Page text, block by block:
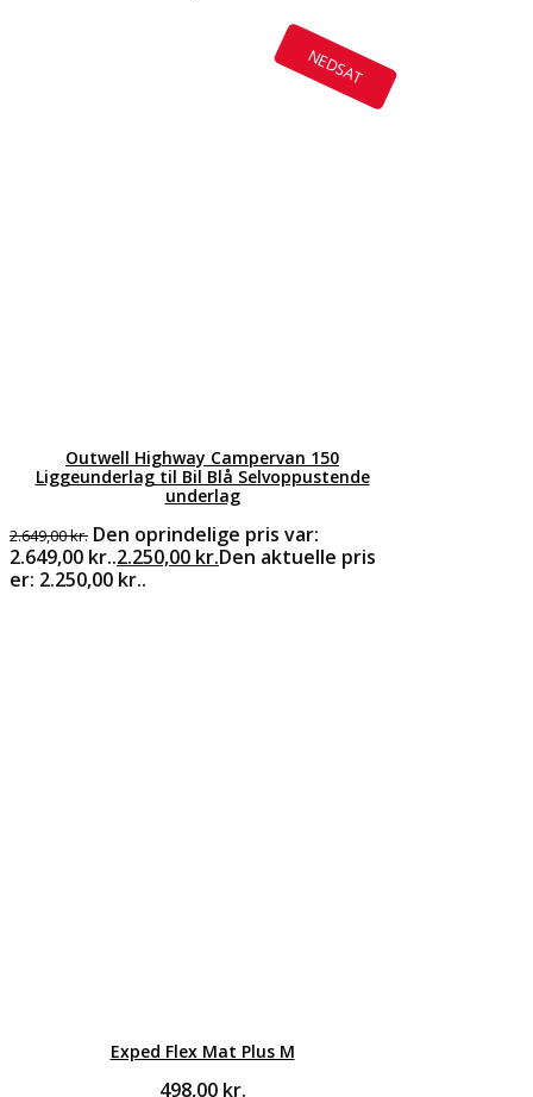
NEDSAT
Outwell Highway Campervan 150
Liggeunderlag til Bil Blå Selvoppustende
underlag
2.649,00kr. Den oprindelige pris var:
2.649,00 kr..2.250,00 kr.Den aktuelle pris
er: 2.250,00 kr..
Exped Flex Mat Plus M
498,00 kr.